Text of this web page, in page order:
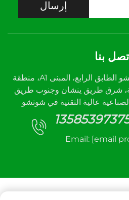
إرسال
اتصل بنا
Add: الصين جيانغسو شوتشو الطابق الرابع، المبنى A1، منطقة
شرق طريق ينشان وجنوب طريق
عالية التقنية في شوتشو
Email: [email